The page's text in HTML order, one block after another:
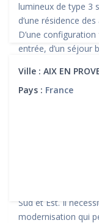
lumineux de type 3
d’une résidence
D’une
entrée, d’un séjour
prolongée par une
vaste de 22.63m²
Sud et Est. Il
modernisation qui
Ville : AIX EN
Pays : France